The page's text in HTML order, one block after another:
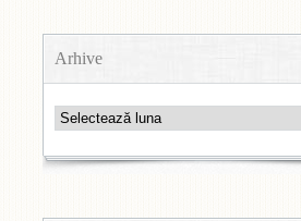
Arhive
Arhive